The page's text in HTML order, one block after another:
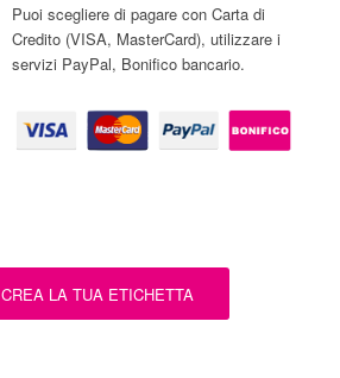
Puoi scegliere di pagare con Carta di
Credito (VISA, MasterCard), utilizzare i
servizi PayPal, Bonifico bancario.
CREA LA TUA ETICHETTA